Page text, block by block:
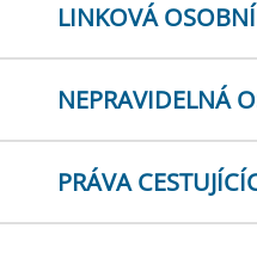
LINKOVÁ
NEPRAVIDELNÁ
PRÁVA